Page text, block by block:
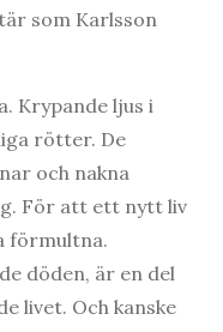
som Karlsson
Krypande ljus i
rötter. De
och nakna
För att ett nytt liv
förmultna.
döden, är en del
livet. Och kanske